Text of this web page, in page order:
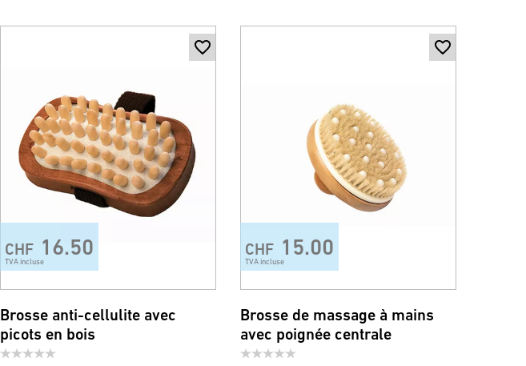
CHF 16.50
TVA incluse
Brosse anti-cellulite avec
picots en bois
CHF 15.00
TVA incluse
Brosse de massage à mains
avec poignée centrale